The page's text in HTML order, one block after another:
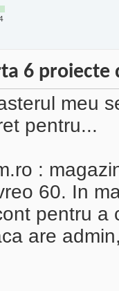
6 proiecte
meu
pentru...
:
60. In
pentru a
are